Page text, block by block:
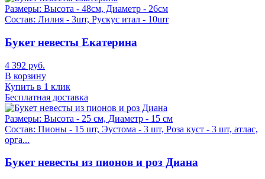
Размеры: Высота - 48см, Диаметр - 26см
Состав: Лилия - 3шт, Рускус итал - 10шт
Букет невесты Екатерина
4 392 руб.
В корзину
Купить в 1 клик
Бесплатная доставка
Размеры: Высота - 25 см, Диаметр - 15 см
Состав: Пионы - 15 шт, Эустома - 3 шт, Роза куст - 3 шт, атлас,
орга...
Букет невесты из пионов и роз Диана